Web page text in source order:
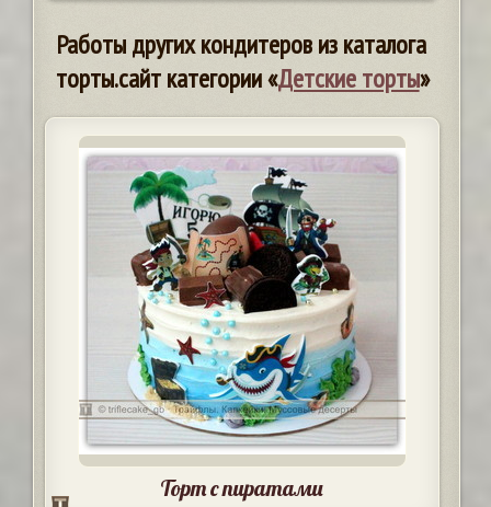
Работы других кондитеров из каталога
торты.сайт категории «Детские торты»
Торт с пиратами